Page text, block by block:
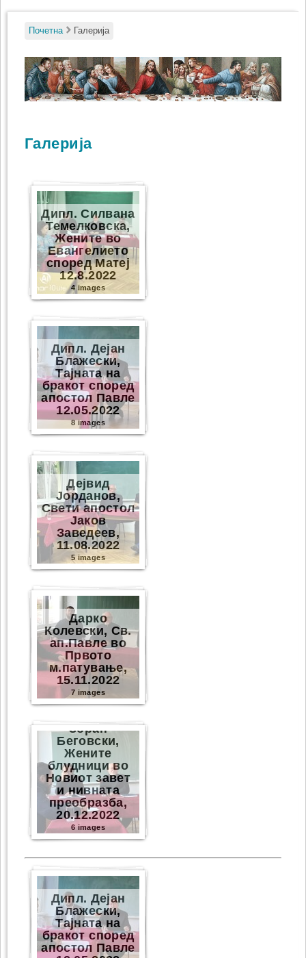
Почетна Галерија
Галерија
Дипл. Силвана
Темелковска,
Жените во
Евангелието
според Матеј
12.8.2022
4 images
Дипл. Дејан
Блажески,
Тајната на
бракот според
апостол Павле
12.05.2022
8 images
Дејвид
Јорданов,
Свети апостол
Јаков
Заведеев,
11.08.2022
5 images
Дарко
Колевски, Св.
ап.Павле во
Првото
м.патување,
15.11.2022
7 images
Зоран
Беговски,
Жените
блудници во
Новиот завет
и нивната
преобразба,
20.12.2022
6 images
Дипл. Дејан
Блажески,
Тајната на
бракот според
апостол Павле